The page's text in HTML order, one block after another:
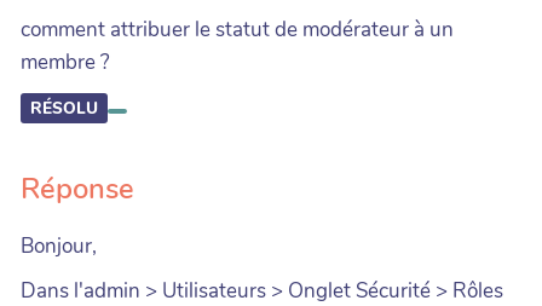
comment attribuer le statut de modérateur à un
membre ?
RÉSOLU
Réponse
Bonjour,
Dans l'admin > Utilisateurs > Onglet Sécurité > Rôles